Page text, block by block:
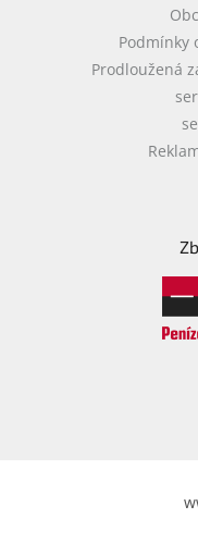
Podmínky
Prodloužená